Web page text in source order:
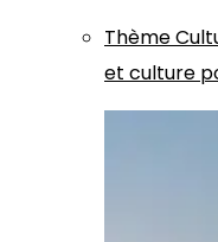
Thème
et culture